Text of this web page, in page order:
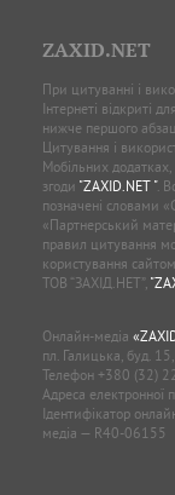
ZAXID.NET
При цитуванні і
Інтернеті відкриті
нижче першого
Цитування і
Мобільних
згоди "ZAXID.NET ".
позначені словами
«Партнерський
правил цитування
користування
ТОВ “ЗАХІД.НЕТ”,
Онлайн-медіа
пл. Галицька, буд.
Телефон +380 (32)
Адреса електронної
Ідентифікатор
медіа — R40-06155